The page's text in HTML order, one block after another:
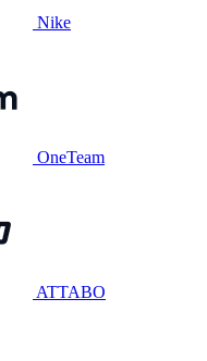
Nike
OneTeam
ATTABO